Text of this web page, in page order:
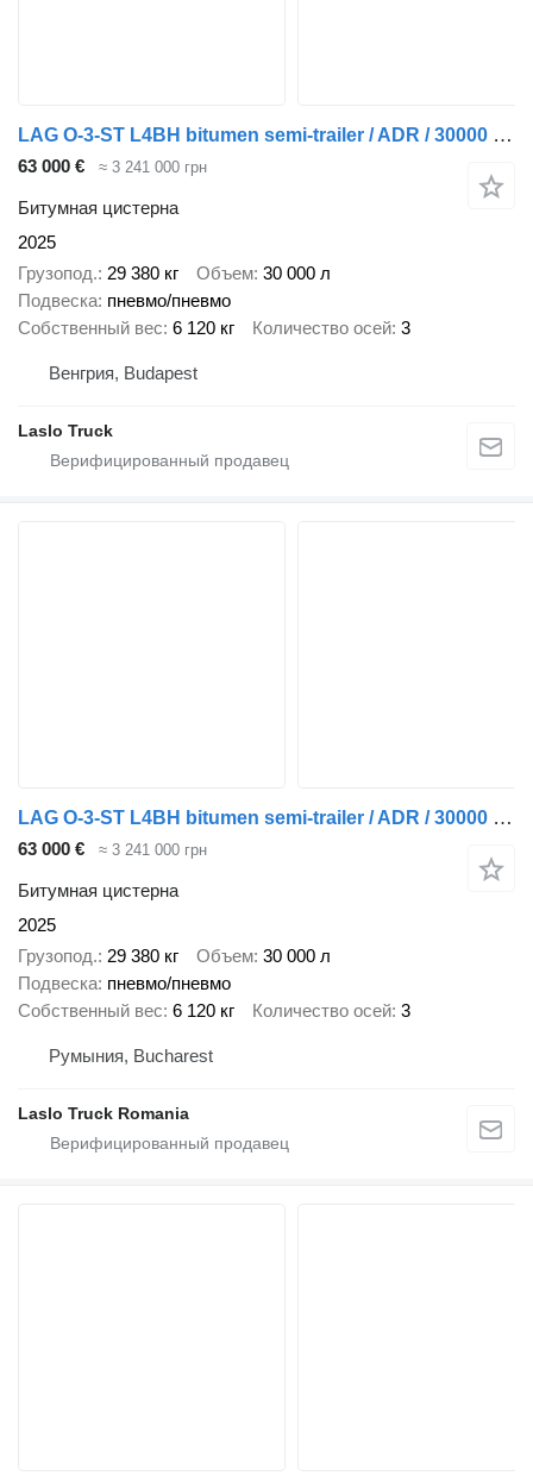
LAG O-3-ST L4BH bitumen semi-trailer / ADR / 30000 l / 4 units
63 000 € ≈ 3 241 000 грн
Битумная цистерна
2025
Грузопод. 29 380 кг Объем 30 000 л
Подвеска пневмо/пневмо
Собственный вес 6 120 кг Количество осей 3
Венгрия, Budapest
Laslo Truck
LAG O-3-ST L4BH bitumen semi-trailer / ADR / 30000 l / 4 units
63 000 € ≈ 3 241 000 грн
Битумная цистерна
2025
Грузопод. 29 380 кг Объем 30 000 л
Подвеска пневмо/пневмо
Собственный вес 6 120 кг Количество осей 3
Румыния, Bucharest
Laslo Truck Romania